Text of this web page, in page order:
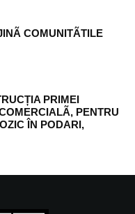
COMUNITÃTILE
PRIMEI
PENTRU
ÎN PODARI,